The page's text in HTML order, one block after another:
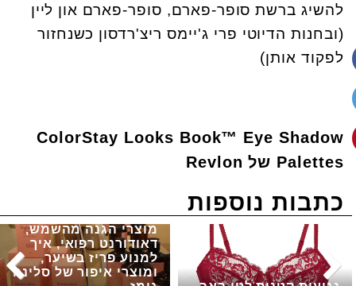
להשיג ברשת סופר-פארם, סופר-פארם און ליין
(ובחנות הדיוטי פרי ג'יימס ריצ'רדסון כשנחזור
לפקוד אותן)
ColorStay Looks Book™ Eye Shadow
Palettes של Revlon
כתבות נוספות
מוצרי הגנה מהשמש,
דאודורנט רפואי, איך
למנוע פריז בשיער,
ומוצרי איפור של סלינה